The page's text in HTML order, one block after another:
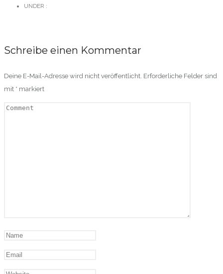
UNDER :
Schreibe einen Kommentar
Deine E-Mail-Adresse wird nicht veröffentlicht. Erforderliche Felder sind
mit * markiert